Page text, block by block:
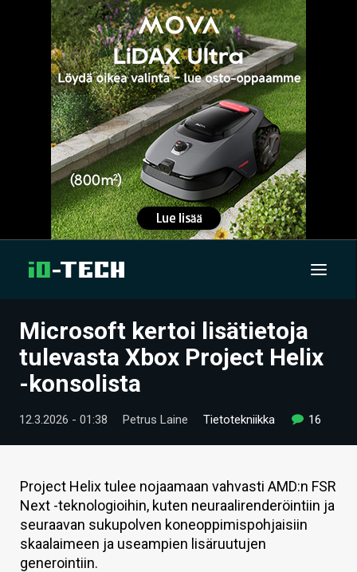
UUTISET
ARTIKKELIT
VIDEOT
TECHBBS
TIETOA
HINTA.FI
KAUPPA
Microsoft kertoi lisätietoja
tulevasta Xbox Project Helix
-konsolista
12.3.2026 - 01:38 Petrus Laine Tietotekniikka 16
Project Helix tulee nojaamaan vahvasti AMD:n FSR
Next -teknologioihin, kuten neuraalirenderöintiin ja
seuraavan sukupolven koneoppimispohjaisiin
skaalaimeen ja useampien lisäruutujen
generointiin.